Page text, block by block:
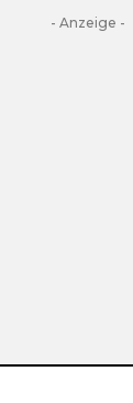
- Anzeige -